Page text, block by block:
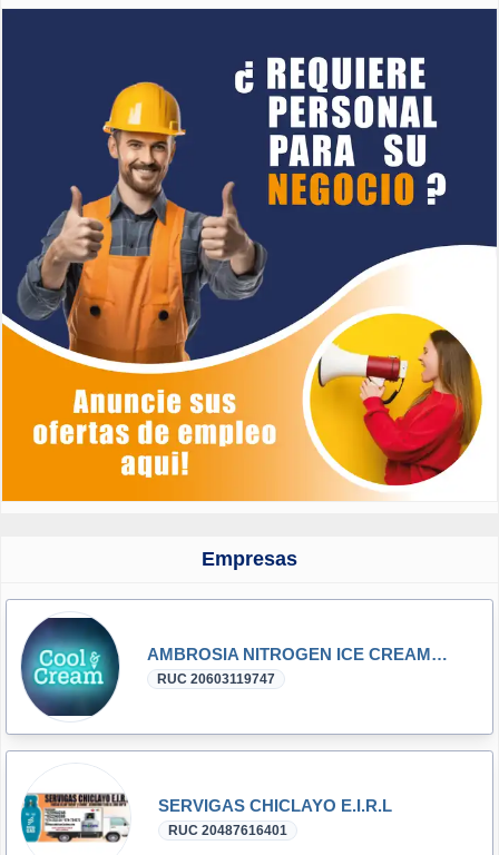
Empresas
AMBROSIA NITROGEN ICE CREAM S.A.C.
RUC 20603119747
SERVIGAS CHICLAYO E.I.R.L
RUC 20487616401